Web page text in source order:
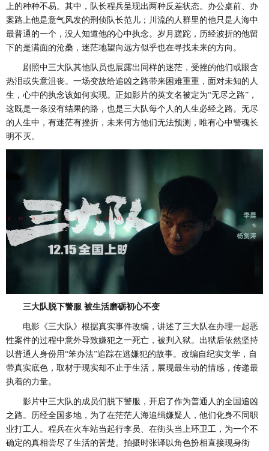
上的种种不易。其中，队长程兵呈现出两种反差状态。办公桌前、办
案路上他是意气风发的刑侦队长范儿；川流的人群里的他只是人海中
最普通的一个，没人知道他的心中执念。岁月蹉跎，历经波折的他留
下的是满面的沧桑 ， 迷茫地望向远方似乎也在寻找未来的方向。
剧照中三大队其他队员也展露出同样的迷茫，受挫的他们或眼含
热泪或失意沮丧。一场变故给追凶之路带来困难重重，面对未知的人
生，心中的执念该如何实现。正如影片的英文名被定为“无尽之路”，
这既是一条没有结果的路，也是三大队每个人的人生必经之路。无尽
的人生中，有迷茫有挫折，未来何方他们无法预测，唯有心中警魂长
明不灭。
三大队脱下警服 被生活磨砺初心不变
电影《三大队》根据真实事件改编，讲述了三大队在办理一起恶
性案件的过程中意外导致嫌犯之一死亡，被判入狱。出狱后依然坚持
以普通人身份用“笨办法”追踪在逃嫌犯的故事。改编自纪实文学，自
带真实底色，取材于现实却不止于生活，展现最生动的情感，传递最
执着的力量。
影片中三大队的成员们脱下警服，开启了作为普通人的全国追凶
之路。历经全国 多地 ，为了在茫茫人海追缉嫌疑人，他们化身不同职
业打工人。程兵在火车站当起行李员、在街头当上环卫工，为一个不
确定的真相尝尽了生活的苦楚。拍摄时张译以角色扮相直接现身街